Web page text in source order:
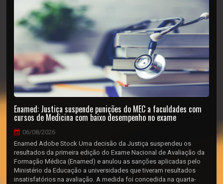
Enamed: Justiça suspende punições do MEC a faculdades com
cursos de Medicina com baixo desempenho no exame
06/08/2026
Enamed Adobe Stock Uma decisão da Justiça suspendeu os
resultados da primeira edição do Exame Nacional de Avaliação da
Formação Médica (Enamed) e anulou as sanções aplicadas pelo
Ministério da Educação a universidades que tiveram resultados
insatisfatórios na avaliação. A medida foi concedida na quarta-